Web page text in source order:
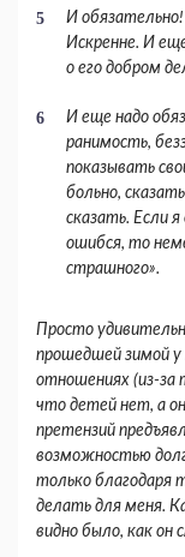
И
Искренне. И
о его добром
И еще надо
ранимость,
показывать
больно,
сказать. Если
ошибся, то
страш­ного».
Просто
прошедшей зимой у
отношениях (из-за
что детей нет, а
претензий
возмож­ностью
только благодаря
делать для меня.
видно было, как он